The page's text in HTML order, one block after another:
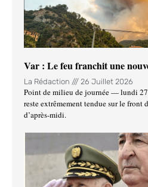
Var : Le feu franchit une
La Rédaction 26 Juillet 2026
Point de milieu de journée — lundi
reste extrêmement tendue sur le front
d’après-midi.